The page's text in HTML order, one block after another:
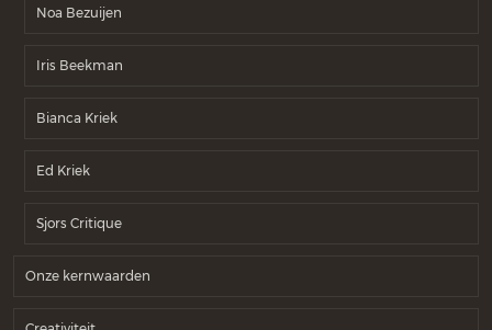
Noa Bezuijen
Iris Beekman
Bianca Kriek
Ed Kriek
Sjors Critique
Onze kernwaarden